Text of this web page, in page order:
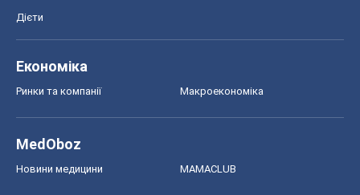
Дієти
Економіка
Ринки та компанії Макроекономіка
MedOboz
Новини медицини MAMACLUB